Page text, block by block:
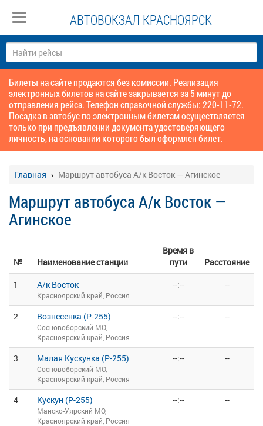
АВТОВОКЗАЛ КРАСНОЯРСК
Билеты на сайте продаются без комиссии. Реализация
электронных билетов на сайте закрывается за 5 минут до
отправления рейса. Телефон справочной службы: 220-11-72.
Посадка в автобус по электронным билетам осуществляется
только при предъявлении документа удостоверяющего
личность, на основании которого был оформлен билет.
Главная Маршрут автобуса А/к Восток — Агинское
Маршрут автобуса А/к Восток —
Агинское
№ Наименование станции
Время в
пути
Расстояние
1
А/к Восток
Красноярский край, Россия
--:-- --
2 Вознесенка (Р-255)
Сосновоборский МО,
Красноярский край, Россия
--:-- --
3 Малая Кускунка (Р-255)
Сосновоборский МО,
Красноярский край, Россия
--:-- --
4 Кускун (Р-255)
Манско-Уярский МО,
Красноярский край, Россия
--:-- --